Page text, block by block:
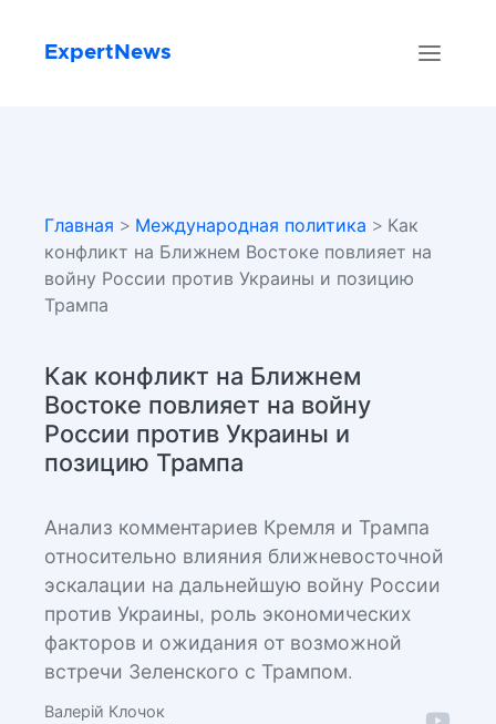
ExpertNews
Главная > Международная политика > Как
конфликт на Ближнем Востоке повлияет на
войну России против Украины и позицию
Трампа
Как конфликт на Ближнем
Востоке повлияет на войну
России против Украины и
позицию Трампа
Анализ комментариев Кремля и Трампа
относительно влияния ближневосточной
эскалации на дальнейшую войну России
против Украины, роль экономических
факторов и ожидания от возможной
встречи Зеленского с Трампом.
Валерій Клочок